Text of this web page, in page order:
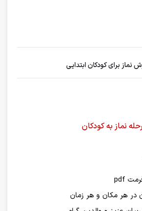
نماز برای کودکان ابتدایی
نماز به کودکان
هر مکان و هر زمان